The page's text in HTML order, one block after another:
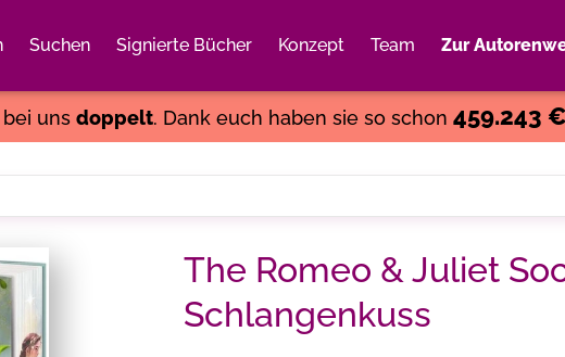
Suchen Signierte Bücher Konzept Team Zur
uns doppelt. Dank euch haben sie so schon 459.243 €
The Romeo & Juliet
Schlangenkuss